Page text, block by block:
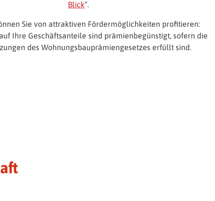
Blick“.
Sie von attraktiven Fördermöglichkeiten profitieren:
Ihre Geschäftsanteile sind prämienbegünstigt, sofern die
des Wohnungsbauprämiengesetzes erfüllt sind.